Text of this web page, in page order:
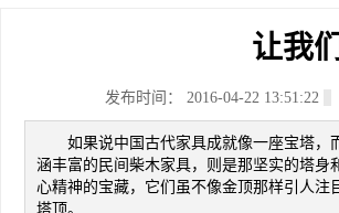
让我
发布时间： 2016-04-22 13:51:22
如果说中国古代家具成就像一座宝塔，
涵丰富的民间柴木家具，则是那坚实的塔
心精神的宝藏，它们虽不像金顶那样引人
塔顶。